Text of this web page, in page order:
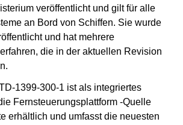
veröffentlicht und gilt für alle
an Bord von Schiffen. Sie wurde
und hat mehrere
die in der aktuellen Revision
1399-300-1 ist als integriertes
Fernsteuerungsplattform -Quelle
erhältlich und umfasst die neuesten